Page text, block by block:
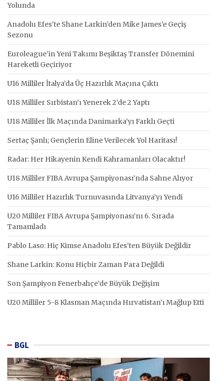
Yolunda
Anadolu Efes’te Shane Larkin’den Mike James’e Geçiş
Sezonu
Euroleague’in Yeni Takımı Beşiktaş Transfer Dönemini
Hareketli Geçiriyor
U16 Milliler İtalya’da Üç Hazırlık Maçına Çıktı
U18 Milliler Sırbistan’ı Yenerek 2’de 2 Yaptı
U18 Milliler İlk Maçında Danimarka’yı Farklı Geçti
Sertaç Şanlı; Gençlerin Eline Verilecek Yol Haritası!
Radar: Her Hikayenin Kendi Kahramanları Olacaktır!
U18 Milliler FIBA Avrupa Şampiyonası’nda Sahne Alıyor
U16 Milliler Hazırlık Turnuvasında Litvanya’yı Yendi
U20 Milliler FIBA Avrupa Şampiyonası’nı 6. Sırada
Tamamladı
Pablo Laso: Hiç Kimse Anadolu Efes’ten Büyük Değildir
Shane Larkin: Konu Hiçbir Zaman Para Değildi
Son Şampiyon Fenerbahçe’de Büyük Değişim
U20 Milliler 5-8 Klasman Maçında Hırvatistan’ı Mağlup Etti
BGL